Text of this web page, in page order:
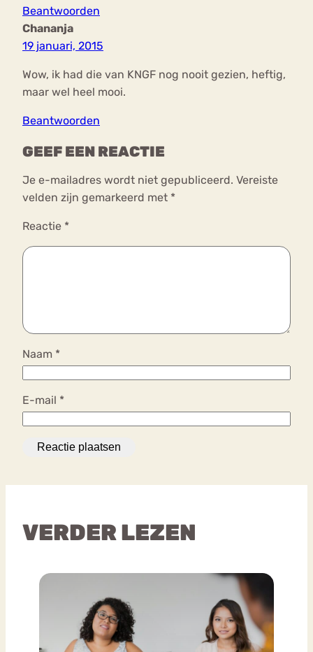
Beantwoorden
Chananja
19 januari, 2015
Wow, ik had die van KNGF nog nooit gezien, heftig,
maar wel heel mooi.
Beantwoorden
GEEF EEN REACTIE
Je e-mailadres wordt niet gepubliceerd. Vereiste
velden zijn gemarkeerd met *
Reactie *
Naam *
E-mail *
VERDER LEZEN